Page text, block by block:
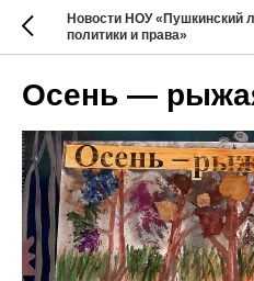
Новости НОУ «Пушкинский
политики и права»
Осень —